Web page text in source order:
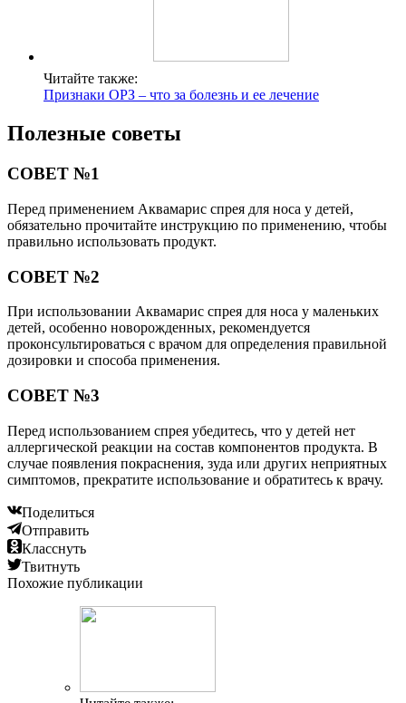
Читайте также:
Признаки ОРЗ – что за болезнь и ее лечение
Полезные советы
СОВЕТ №1
Перед применением Аквамарис спрея для носа у детей,
обязательно прочитайте инструкцию по применению, чтобы
правильно использовать продукт.
СОВЕТ №2
При использовании Аквамарис спрея для носа у маленьких
детей, особенно новорожденных, рекомендуется
проконсультироваться с врачом для определения правильной
дозировки и способа применения.
СОВЕТ №3
Перед использованием спрея убедитесь, что у детей нет
аллергической реакции на состав компонентов продукта. В
случае появления покраснения, зуда или других неприятных
симптомов, прекратите использование и обратитесь к врачу.
Поделиться
Отправить
Класснуть
Твитнуть
Похожие публикации